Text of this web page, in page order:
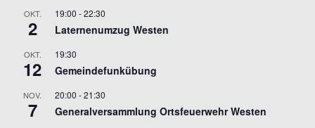
OKT.
2
19:00 -22:30
Laternenumzug Westen
OKT.
12
19:30
Gemeindefunkübung
NOV.
7
20:00 -21:30
Generalversammlung Ortsfeuerwehr Westen